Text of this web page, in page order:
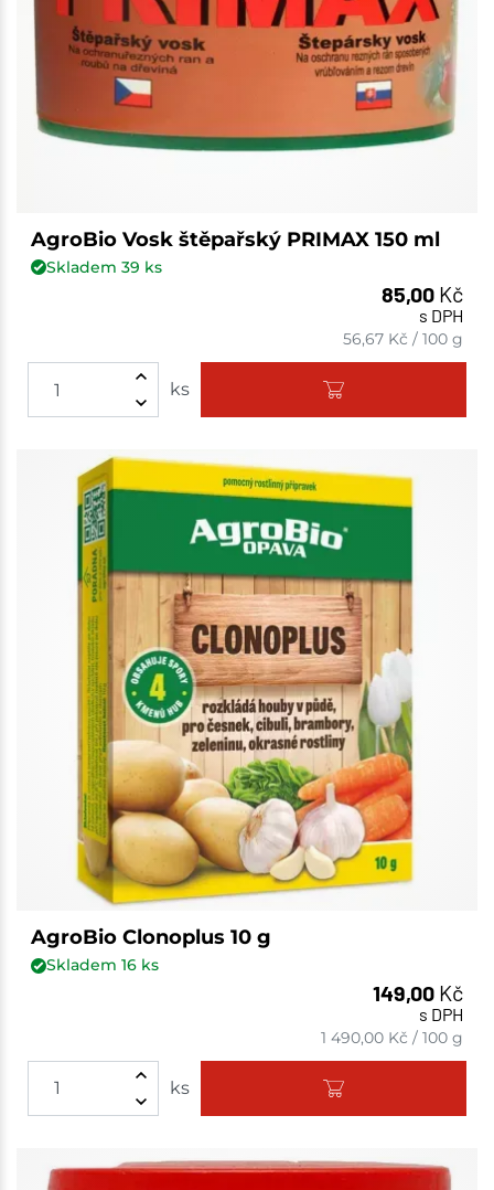
AgroBio Vosk štěpařský PRIMAX 150 ml
Skladem 39 ks
85,00 Kč
s DPH
56,67 Kč /100 g
ks
AgroBio Clonoplus 10 g
Skladem 16ks
149,00 Kč
s DPH
1 490,00 Kč /100 g
ks